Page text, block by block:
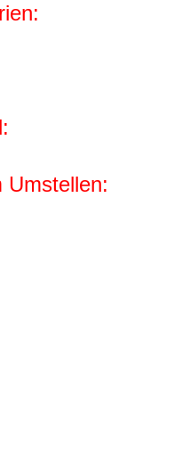
Umstellen: